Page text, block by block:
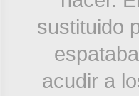
sustituido
acudir a